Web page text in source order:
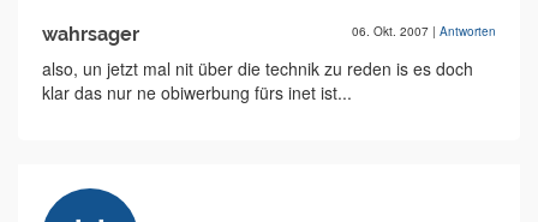
wahrsager 06. Okt. 2007 | Antworten
also, un jetzt mal nit über die technik zu reden is es doch
klar das nur ne obiwerbung fürs inet ist...